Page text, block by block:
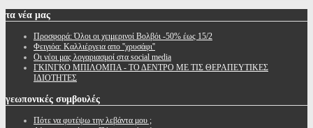
τα νέα μας
Προσφορά: Όλοι οι χειμερινοί Βολβόι -50% έως 15/2
Φειγιόα: Καλλιέργεια απο ''χρυσάφι''
Oι νέοι μας λογαριασμοί στα social media
ΓΚΙΝΓΚΟ ΜΠΙΛΟΜΠΑ - ΤΟ ΔΕΝΤΡΟ ΜΕ ΤΙΣ ΘΕΡΑΠΕΥΤΙΚΕΣ
ΙΔΙΟΤΗΤΕΣ
γεωπονικές συμβουλές
Πότε να φυτέψω την λεβάντα μου ;